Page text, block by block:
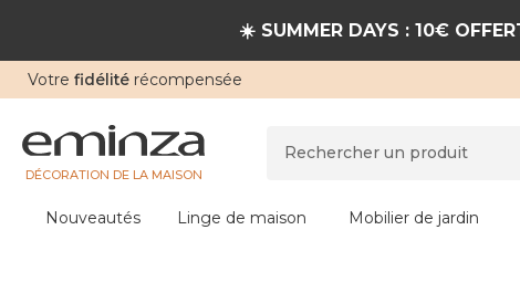
☀️ SUMMER DAYS : 10€
Votre fidélité récompensée
DÉCORATION DE LA MAISON
Nouveautés Linge de maison Mobilier de jardin